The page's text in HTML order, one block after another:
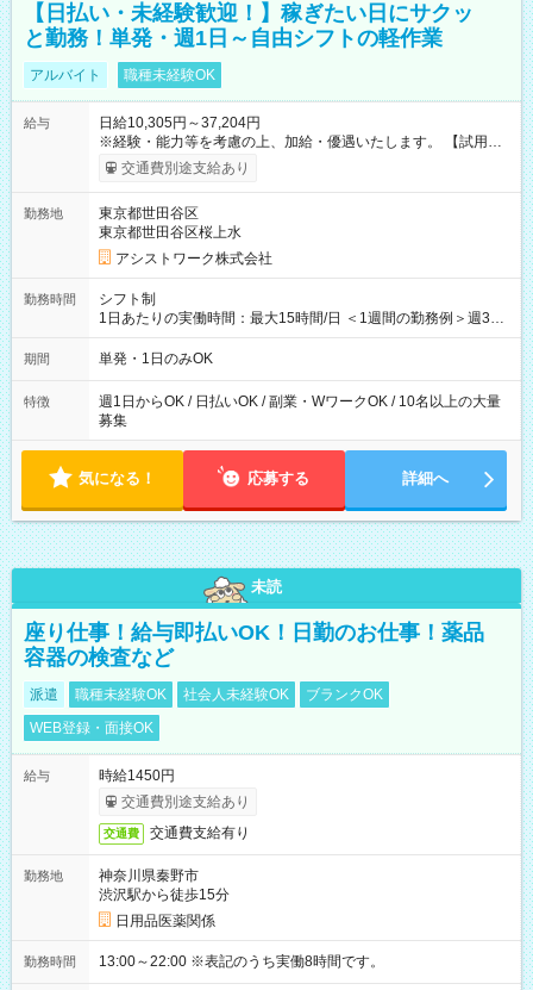
【日払い・未経験歓迎！】稼ぎたい日にサクッ
と勤務！単発・週1日～自由シフトの軽作業
アルバイト 職種未経験OK
給与
日給10,305円～37,204円
※経験・能力等を考慮の上、加給・優遇いたします。 【試用期
間】試用期間なし
交通費別途支給あり
勤務地
東京都世田谷区
東京都世田谷区桜上水
アシストワーク株式会社
勤務時間
シフト制
1日あたりの実働時間：最大15時間/日 ＜1週間の勤務例＞週3回
勤務 勤務：月・水・金 休み：火・木・土・日 好きな時にお仕事
可能です！ ※1日あたりの最大実働時間は日勤、夜勤共に勤務し
期間 単発・1日のみOK
特徴
週1日からOK / 日払いOK / 副業・WワークOK / 10名以上の大量
募集
気になる！ 応募する 詳細へ
未読
座り仕事！給与即払いOK！日勤のお仕事！薬品
容器の検査など
派遣 職種未経験OK 社会人未経験OK
ブランクOK
WEB登録・面接OK
給与
時給1450円
交通費別途支給あり
交通費 交通費支給有り
勤務地
神奈川県秦野市
渋沢駅から徒歩15分
日用品医薬関係
勤務時間 13:00～22:00 ※表記のうち実働8時間です。